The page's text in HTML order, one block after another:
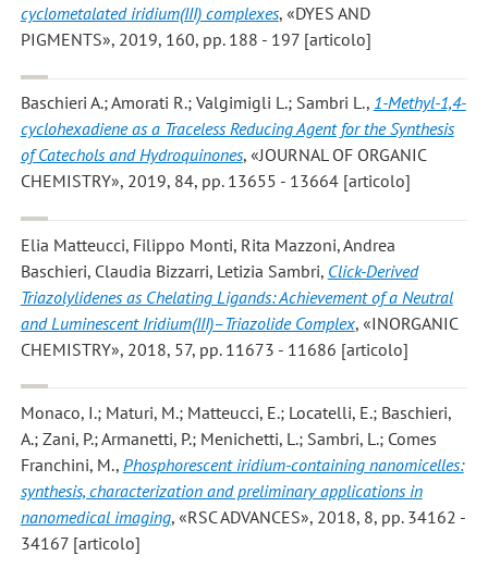
cyclometalated iridium(III) complexes, «DYES AND
PIGMENTS», 2019, 160, pp. 188 - 197 [articolo]
Baschieri A.; Amorati R.; Valgimigli L.; Sambri L., 1-Methyl-1,4-
cyclohexadiene as a Traceless Reducing Agent for the Synthesis
of Catechols and Hydroquinones, «JOURNAL OF ORGANIC
CHEMISTRY», 2019, 84, pp. 13655 - 13664 [articolo]
Elia Matteucci, Filippo Monti, Rita Mazzoni, Andrea
Baschieri, Claudia Bizzarri, Letizia Sambri, Click-Derived
Triazolylidenes as Chelating Ligands: Achievement of a Neutral
and Luminescent Iridium(III)–Triazolide Complex, «INORGANIC
CHEMISTRY», 2018, 57, pp. 11673 - 11686 [articolo]
Monaco, I.; Maturi, M.; Matteucci, E.; Locatelli, E.; Baschieri,
A.; Zani, P.; Armanetti, P.; Menichetti, L.; Sambri, L.; Comes
Franchini, M., Phosphorescent iridium-containing nanomicelles:
synthesis, characterization and preliminary applications in
nanomedical imaging, «RSC ADVANCES», 2018, 8, pp. 34162 -
34167 [articolo]